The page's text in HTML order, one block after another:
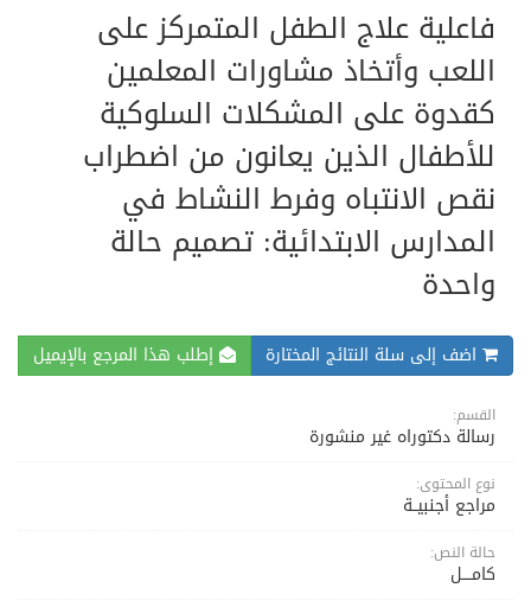
فاعلية علاج الطفل المتمركز على
اللعب وأتخاذ مشاورات المعلمين
كقدوة على المشكلات السلوكية
للأطفال الذين يعانون من اضطراب
نقص الانتباه وفرط النشاط في
المدارس الابتدائية: تصميم حالة
واحدة
اضف إلى سلة النتائج المختارة إطلب هذا المرجع بالإيميل
القسم:
رسالة دكتوراه غير منشورة
نوع المحتوى:
مراجع أجنبيــة
حالة النص:
كامــــل